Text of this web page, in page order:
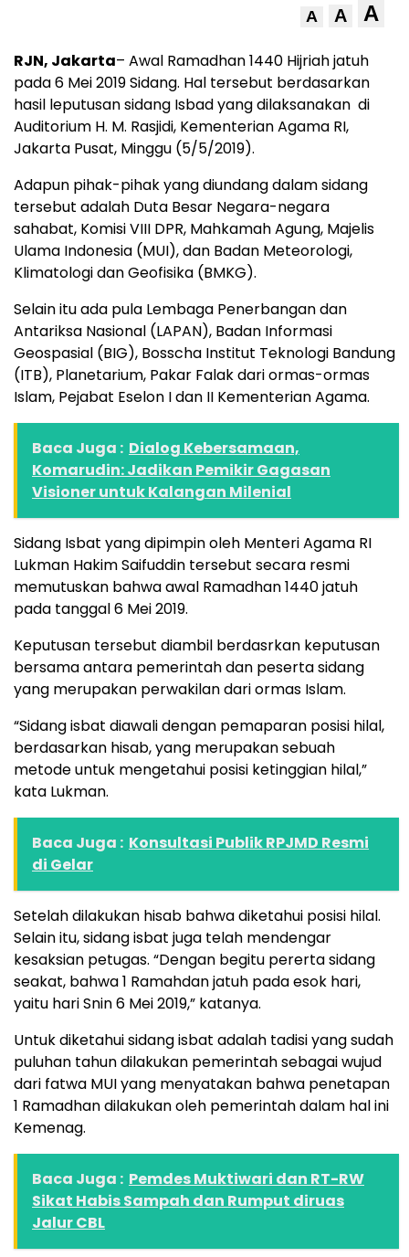
A A A
RJN, Jakarta– Awal Ramadhan 1440 Hijriah jatuh
pada 6 Mei 2019 Sidang. Hal tersebut berdasarkan
hasil leputusan sidang Isbad yang dilaksanakan di
Auditorium H. M. Rasjidi, Kementerian Agama RI,
Jakarta Pusat, Minggu (5/5/2019).
Adapun pihak-pihak yang diundang dalam sidang
tersebut adalah Duta Besar Negara-negara
sahabat, Komisi VIII DPR, Mahkamah Agung, Majelis
Ulama Indonesia (MUI), dan Badan Meteorologi,
Klimatologi dan Geofisika (BMKG).
Selain itu ada pula Lembaga Penerbangan dan
Antariksa Nasional (LAPAN), Badan Informasi
Geospasial (BIG), Bosscha Institut Teknologi Bandung
(ITB), Planetarium, Pakar Falak dari ormas-ormas
Islam, Pejabat Eselon I dan II Kementerian Agama.
Baca Juga : Dialog Kebersamaan,
Komarudin: Jadikan Pemikir Gagasan
Visioner untuk Kalangan Milenial
Sidang Isbat yang dipimpin oleh Menteri Agama RI
Lukman Hakim Saifuddin tersebut secara resmi
memutuskan bahwa awal Ramadhan 1440 jatuh
pada tanggal 6 Mei 2019.
Keputusan tersebut diambil berdasrkan keputusan
bersama antara pemerintah dan peserta sidang
yang merupakan perwakilan dari ormas Islam.
“Sidang isbat diawali dengan pemaparan posisi hilal,
berdasarkan hisab, yang merupakan sebuah
metode untuk mengetahui posisi ketinggian hilal,”
kata Lukman.
Baca Juga : Konsultasi Publik RPJMD Resmi
di Gelar
Setelah dilakukan hisab bahwa diketahui posisi hilal.
Selain itu, sidang isbat juga telah mendengar
kesaksian petugas. “Dengan begitu pererta sidang
seakat, bahwa 1 Ramahdan jatuh pada esok hari,
yaitu hari Snin 6 Mei 2019,” katanya.
Untuk diketahui sidang isbat adalah tadisi yang sudah
puluhan tahun dilakukan pemerintah sebagai wujud
dari fatwa MUI yang menyatakan bahwa penetapan
1 Ramadhan dilakukan oleh pemerintah dalam hal ini
Kemenag.
Baca Juga : Pemdes Muktiwari dan RT-RW
Sikat Habis Sampah dan Rumput diruas
Jalur CBL